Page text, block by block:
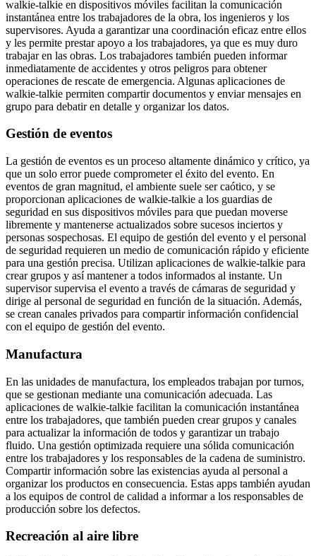
walkie-talkie en dispositivos móviles facilitan la comunicación
instantánea entre los trabajadores de la obra, los ingenieros y los
supervisores. Ayuda a garantizar una coordinación eficaz entre ellos
y les permite prestar apoyo a los trabajadores, ya que es muy duro
trabajar en las obras. Los trabajadores también pueden informar
inmediatamente de accidentes y otros peligros para obtener
operaciones de rescate de emergencia. Algunas aplicaciones de
walkie-talkie permiten compartir documentos y enviar mensajes en
grupo para debatir en detalle y organizar los datos.
Gestión de eventos
La gestión de eventos es un proceso altamente dinámico y crítico, ya
que un solo error puede comprometer el éxito del evento. En
eventos de gran magnitud, el ambiente suele ser caótico, y se
proporcionan aplicaciones de walkie-talkie a los guardias de
seguridad en sus dispositivos móviles para que puedan moverse
libremente y mantenerse actualizados sobre sucesos inciertos y
personas sospechosas. El equipo de gestión del evento y el personal
de seguridad requieren un medio de comunicación rápido y eficiente
para una gestión precisa. Utilizan aplicaciones de walkie-talkie para
crear grupos y así mantener a todos informados al instante. Un
supervisor supervisa el evento a través de cámaras de seguridad y
dirige al personal de seguridad en función de la situación. Además,
se crean canales privados para compartir información confidencial
con el equipo de gestión del evento.
Manufactura
En las unidades de manufactura, los empleados trabajan por turnos,
que se gestionan mediante una comunicación adecuada. Las
aplicaciones de walkie-talkie facilitan la comunicación instantánea
entre los trabajadores, que también pueden crear grupos y canales
para actualizar la información de todos y garantizar un trabajo
fluido. Una gestión optimizada requiere una sólida comunicación
entre los trabajadores y los responsables de la cadena de suministro.
Compartir información sobre las existencias ayuda al personal a
organizar los productos en consecuencia. Estas apps también ayudan
a los equipos de control de calidad a informar a los responsables de
producción sobre los defectos.
Recreación al aire libre